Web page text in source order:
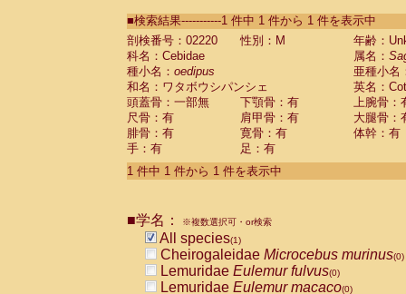
CebidaeSaguinus labiatus(0)
Cebidae Saguinus leucopus (0)
Cebidae
Cebidae
CebidaeSaguinus nigricollis (0)
Cebidae Saguinus oedipus
Cebidae Saguinus weddelli
Cebidae Saguinusspp.
Cebidae Aotus trivirgatus
Cebidae Cebus albifrons
CebidaeCebus nigrivittatus
CebidaeCebus
CebidaeSaimiri boliviensis(0)
CebidaeSaimiri sciureus(0)
AtelidaeAlouatta caraya(0)
■検索結果-----------1 件中 1 件から 1 件を表示中
剖検番号：02220
性別：M
年齢：
科名：Cebidae
属名：
種小名： oedipus
亜種小名
和名：ワタボウシパンシェ
英名：
頭蓋骨：一部無
下顎骨：有
上腕骨：
尺骨：有
肩甲骨：有
大腿骨：
腓骨：有
寛骨：有
体幹：有
手：有
足：有
1 件中 1 件から 1 件を表示中
■学名： ※複数選択可・or検索
All species(1)
Cheirogaleidae Microcebus murinus(0)
Lemuridae Eulemur fulvus(0)
Lemuridae Eulemur macaco(0)